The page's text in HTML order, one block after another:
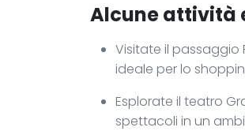
Alcune attività
Visitate il
ideale per lo
Esplorate il teatro
spettacoli in un